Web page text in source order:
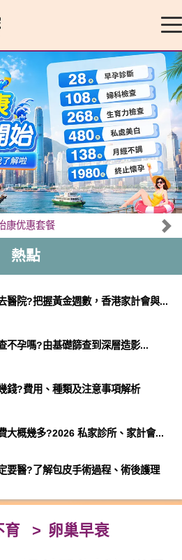
康优惠套餐
熱點
醫院?把握黃金週數，香港家計會與...
不孕嗎?由基礎篩查到深層造影...
錢?費用、種類及注意事項解析
大概幾多?2026 私家診所、家計會...
要醫?了解包皮手術過程、術後護理
育 卵巢早衰